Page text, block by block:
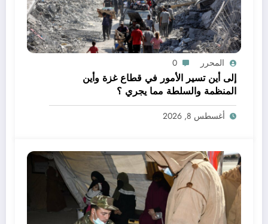
المحرر 0
إلى أين تسير الأمور في قطاع غزة وأين
المنظمة والسلطة مما يجري ؟
أغسطس 8, 2026